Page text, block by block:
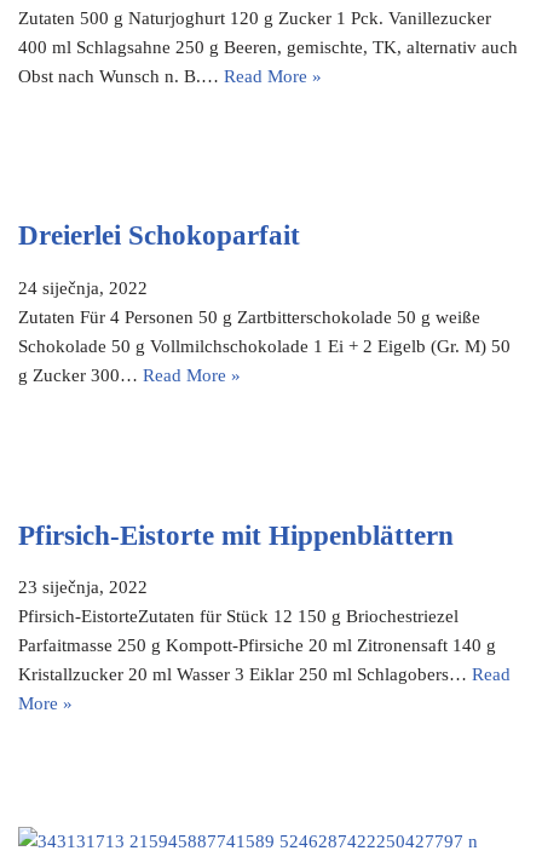
Zutaten 500 g Naturjoghurt 120 g Zucker 1 Pck. Vanillezucker
400 ml Schlagsahne 250 g Beeren, gemischte, TK, alternativ auch
Obst nach Wunsch n. B.… Read More »
Dreierlei Schokoparfait
24 siječnja, 2022
Zutaten Für 4 Personen 50 g Zartbitterschokolade 50 g weiße
Schokolade 50 g Vollmilchschokolade 1 Ei + 2 Eigelb (Gr. M) 50
g Zucker 300… Read More »
Pfirsich-Eistorte mit Hippenblättern
23 siječnja, 2022
Pfirsich-EistorteZutaten für Stück 12 150 g Briochestriezel
Parfaitmasse 250 g Kompott-Pfirsiche 20 ml Zitronensaft 140 g
Kristallzucker 20 ml Wasser 3 Eiklar 250 ml Schlagobers… Read
More »